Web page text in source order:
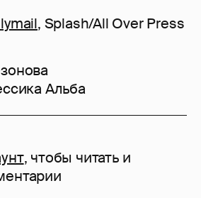
, Splash/All Over Press
Альба
, чтобы читать и